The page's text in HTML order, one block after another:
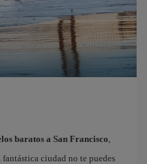
baratos a San Francisco,
ciudad no te puedes